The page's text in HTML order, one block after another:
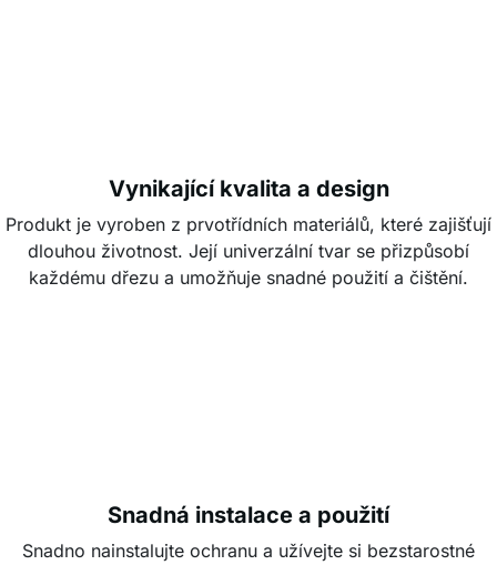
Vynikající kvalita a design
Produkt je vyroben z prvotřídních materiálů, které zajišťují
dlouhou životnost. Její univerzální tvar se přizpůsobí
každému dřezu a umožňuje snadné použití a čištění.
Snadná instalace a použití
Snadno nainstalujte ochranu a užívejte si bezstarostné